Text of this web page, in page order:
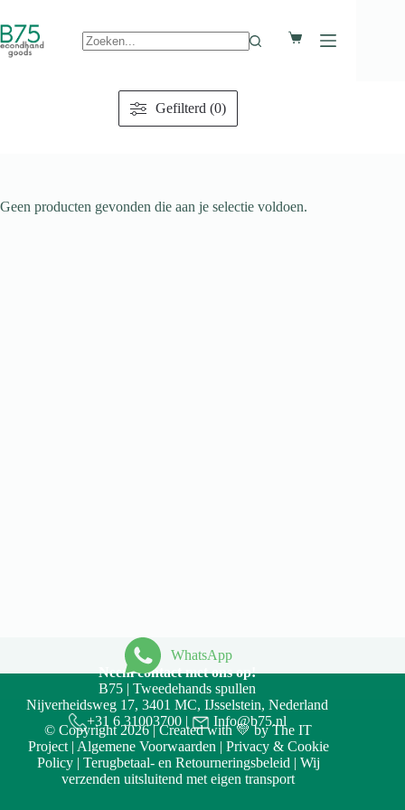
naar
de
inhoud
Decline
Winkelwagen
Gefilterd (0)
Geen producten gevonden die aan je selectie voldoen.
WhatsApp
Neem contact met ons op!
B75 | Tweedehands spullen
Nijverheidsweg 17, 3401 MC, IJsselstein, Nederland
+31 6 31003700| Info@b75.nl
© Copyright 2026 | Created with 💛 byThe IT
Project| Algemene Voorwaarden | Privacy & Cookie
Policy| Terugbetaal- en Retourneringsbeleid | Wij
verzenden uitsluitend met eigen transport